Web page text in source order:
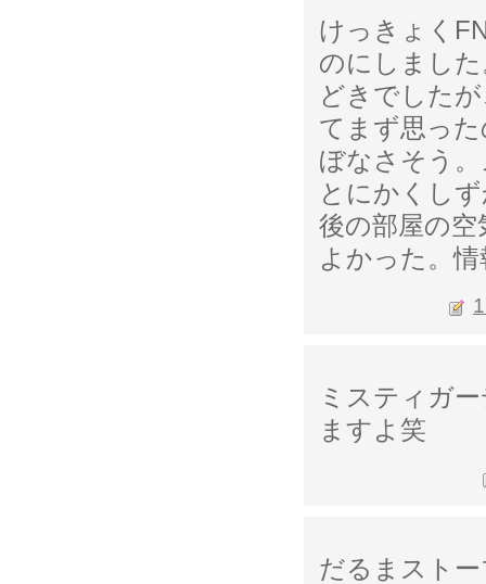
けっきょく
のにしまし
どきでした
てまず思っ
ぼなさそう
とにかくし
後の部屋の
よかった。
ミスティガ
ますよ笑
だるまスト